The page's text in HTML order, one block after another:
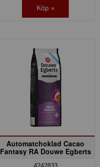
Köp »
Automatchoklad Cacao
Fantasy RA Douwe Egberts